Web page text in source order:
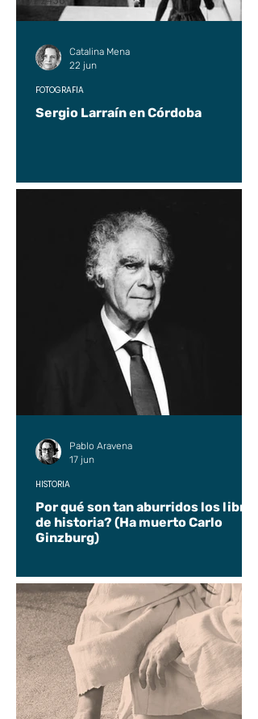
Sergio Larraín en Córdoba
FOTOGRAFÍA
Catalina Mena
22 jun
Por qué son tan aburridos los libros
de historia? (Ha muerto Carlo
Ginzburg)
HISTORIA
Pablo Aravena
17 jun